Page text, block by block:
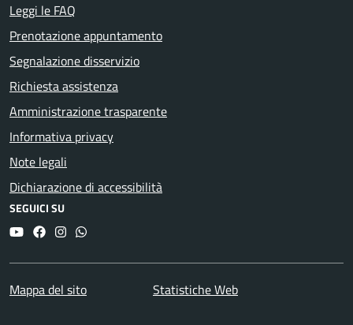
Leggi le FAQ
Prenotazione appuntamento
Segnalazione disservizio
Richiesta assistenza
Amministrazione trasparente
Informativa privacy
Note legali
Dichiarazione di accessibilità
SEGUICI SU
YouTubeFacebookInstagram
Whatsapp
Mappa del sito Statistiche Web